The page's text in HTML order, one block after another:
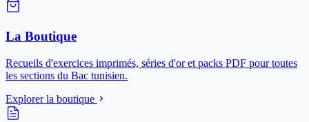
La Boutique
Recueils d'exercices imprimés, séries d'or et packs PDF pour toutes
les sections du Bac tunisien.
Explorer la boutique